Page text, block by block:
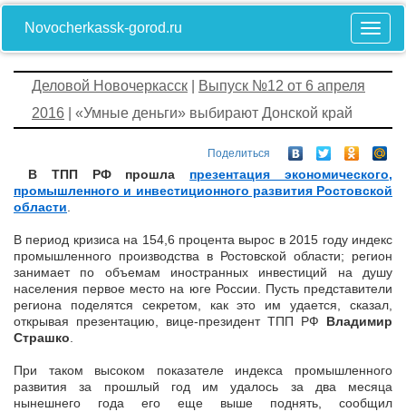
Novocherkassk-gorod.ru
Деловой Новочеркасск
Выпуск №12 от 6 апреля
2016 | «Умные деньги» выбирают Донской край
Поделиться
В ТПП РФ прошла
презентация экономического,
промышленного и инвестиционного развития Ростовской
области.
В период кризиса на 154,6 процента вырос в 2015 году индекс
промышленного производства в Ростовской области; регион
занимает по объемам иностранных инвестиций на душу
населения первое место на юге России. Пусть представители
региона поделятся секретом, как это им удается, сказал,
открывая презентацию, вице-президент ТПП РФ Владимир
Страшко.
При таком высоком показателе индекса промышленного
развития за прошлый год им удалось за два месяца
нынешнего года его еще выше поднять, сообщил